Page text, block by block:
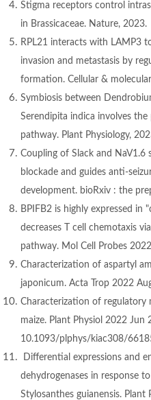
Stigma receptors control
in Brassicaceae. Nature, 2023.
RPL21 interacts with LAMP3
invasion and metastasis by
formation. Cellular &
Symbiosis between
Serendipita indica involves
pathway. Plant Physiology,
Coupling of Slack and NaV1.6
blockade and guides anti-
development. bioRxiv : the
BPIFB2 is highly expressed in
decreases T cell chemotaxis
pathway. Mol Cell Probes
Characterization of aspartyl
japonicum. Acta Trop 2022
Characterization of regulatory
maize. Plant Physiol 2022 Jun
10.1093/plphys/kiac308/
Differential expressions and
dehydrogenases in response
Stylosanthes guianensis. Plant